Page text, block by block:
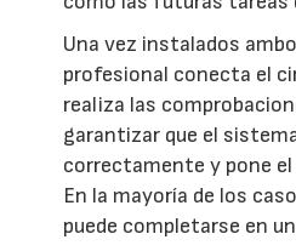
Una vez instalados
profesional conecta el
realiza las
garantizar que el
correctamente y pone el
En la mayoría de los
puede completarse en